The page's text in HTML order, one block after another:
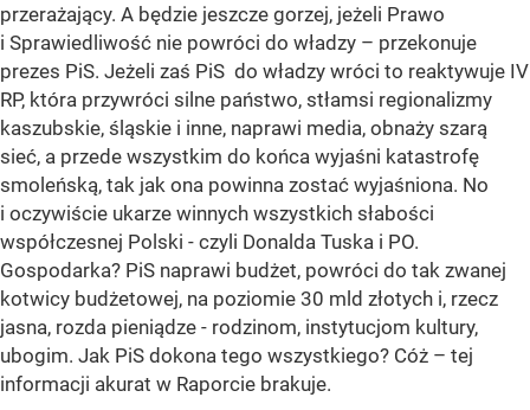
przerażający. A będzie jeszcze gorzej, jeżeli Prawo
i Sprawiedliwość nie powróci do władzy – przekonuje
prezes PiS. Jeżeli zaś PiS do władzy wróci to reaktywuje IV
RP, która przywróci silne państwo, stłamsi regionalizmy
kaszubskie, śląskie i inne, naprawi media, obnaży szarą
sieć, a przede wszystkim do końca wyjaśni katastrofę
smoleńską, tak jak ona powinna zostać wyjaśniona. No
i oczywiście ukarze winnych wszystkich słabości
współczesnej Polski - czyli Donalda Tuska i PO.
Gospodarka? PiS naprawi budżet, powróci do tak zwanej
kotwicy budżetowej, na poziomie 30 mld złotych i, rzecz
jasna, rozda pieniądze - rodzinom, instytucjom kultury,
ubogim. Jak PiS dokona tego wszystkiego? Cóż – tej
informacji akurat w Raporcie brakuje.